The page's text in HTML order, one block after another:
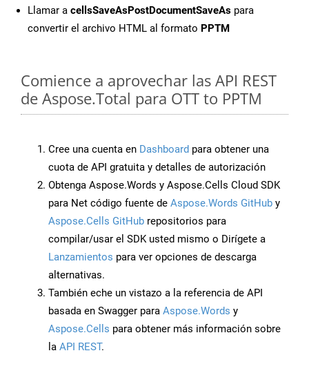
Llamar a cellsSaveAsPostDocumentSaveAs para
convertir el archivo HTML al formato PPTM
Comience a aprovechar las API REST
de Aspose.Total para OTT to PPTM
Cree una cuenta en Dashboard para obtener una
cuota de API gratuita y detalles de autorización
Obtenga Aspose.Words y Aspose.Cells Cloud SDK
para Net código fuente de Aspose.Words GitHub y
Aspose.Cells GitHub repositorios para
compilar/usar el SDK usted mismo o Dirígete a
Lanzamientos para ver opciones de descarga
alternativas.
También eche un vistazo a la referencia de API
basada en Swagger para Aspose.Words y
Aspose.Cells para obtener más información sobre
la API REST.